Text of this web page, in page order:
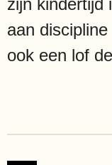
zijn kindertijd
aan
ook een lof